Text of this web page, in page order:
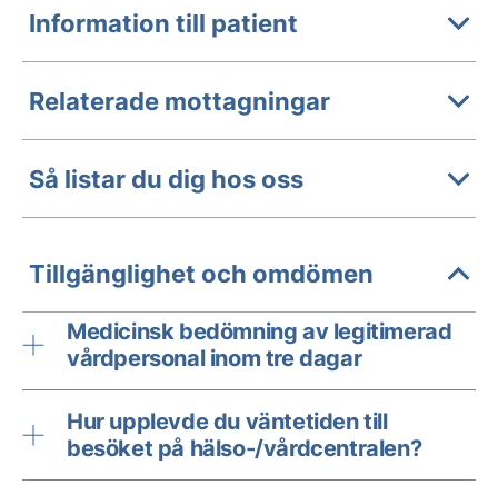
Information till patient
Relaterade mottagningar
Så listar du dig hos oss
Tillgänglighet och omdömen
Medicinsk bedömning av legitimerad
vårdpersonal inom tre dagar
Hur upplevde du väntetiden till
besöket på hälso-/vårdcentralen?